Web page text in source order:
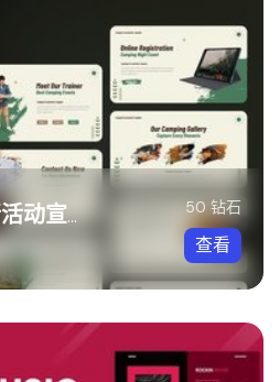
户外露营自然旅行活动宣传PPT模板
50 钻石
查看